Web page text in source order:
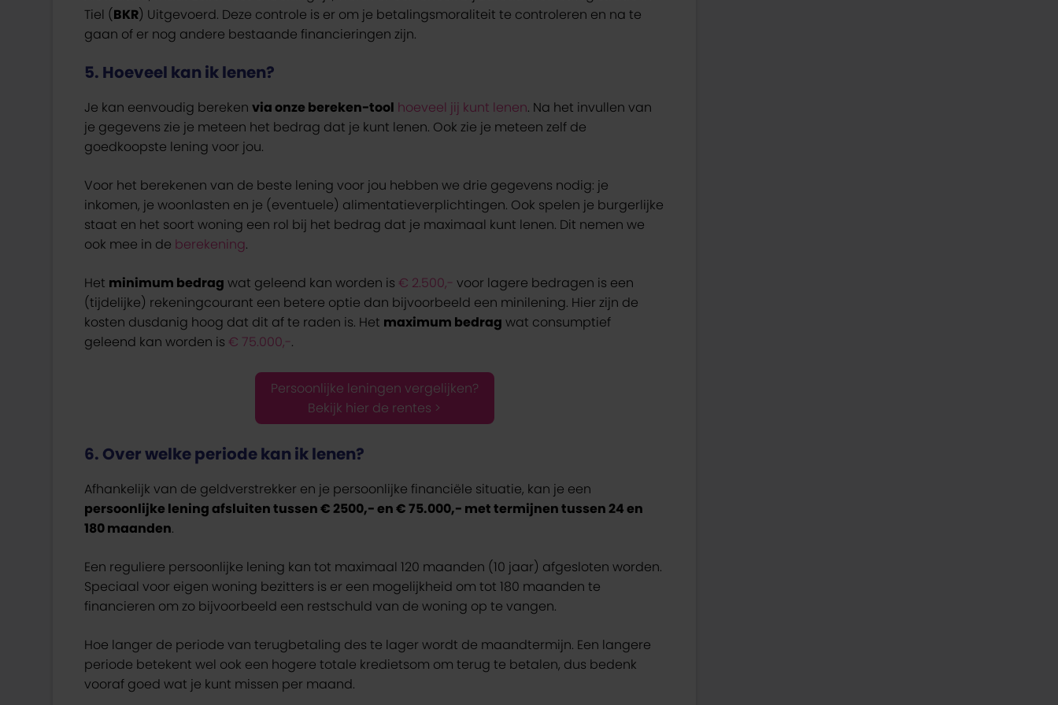
Tiel (BKR) Uitgevoerd. Deze controle is er om je betalingsmoraliteit te controleren en na te
gaan of er nog andere bestaande financieringen zijn.
5. Hoeveel kan ik lenen?
Je kan eenvoudig bereken via onze bereken-tool hoeveel jij kunt lenen. Na het invullen van
je gegevens zie je meteen het bedrag dat je kunt lenen. Ook zie je meteen zelf de
goedkoopste lening voor jou.
Voor het berekenen van de beste lening voor jou hebben we drie gegevens nodig: je
inkomen, je woonlasten en je (eventuele) alimentatieverplichtingen. Ook spelen je burgerlijke
staat en het soort woning een rol bij het bedrag dat je maximaal kunt lenen. Dit nemen we
ook mee in de berekening.
Het minimum bedrag wat geleend kan worden is € 2.500,- voor lagere bedragen is een
(tijdelijke) rekeningcourant een betere optie dan bijvoorbeeld een minilening. Hier zijn de
kosten dusdanig hoog dat dit af te raden is. Het maximum bedrag wat consumptief
geleend kan worden is € 75.000,-.
Persoonlijke leningen vergelijken?
Bekijk hier de rentes >
6. Over welke periode kan ik lenen?
Afhankelijk van de geldverstrekker en je persoonlijke financiële situatie, kan je een
persoonlijke lening afsluiten tussen € 2500,- en € 75.000,- met termijnen tussen 24 en
180 maanden.
Een reguliere persoonlijke lening kan tot maximaal 120 maanden (10 jaar) afgesloten worden.
Speciaal voor eigen woning bezitters is er een mogelijkheid om tot 180 maanden te
financieren om zo bijvoorbeeld een restschuld van de woning op te vangen.
Hoe langer de periode van terugbetaling des te lager wordt de maandtermijn. Een langere
periode betekent wel ook een hogere totale kredietsom om terug te betalen, dus bedenk
vooraf goed wat je kunt missen per maand.